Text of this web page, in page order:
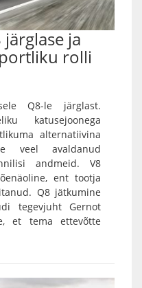
ja
rolli
Q8-le järglast.
katusejoonega
alternatiivina
veel avaldanud
andmeid. V8
ent tootja
Q8 jätkumine
tegevjuht Gernot
et tema ettevõtte